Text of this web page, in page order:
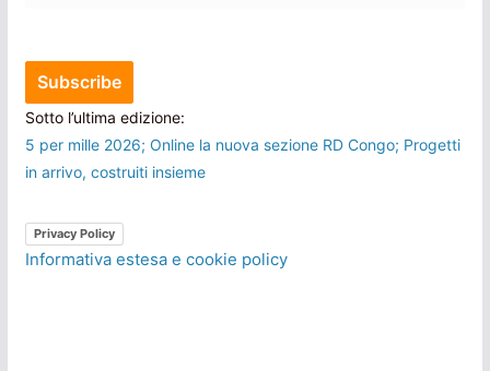
Sotto l’ultima edizione:
5 per mille 2026; Online la nuova sezione RD Congo; Progetti
in arrivo, costruiti insieme
Privacy Policy
Informativa estesa e cookie policy